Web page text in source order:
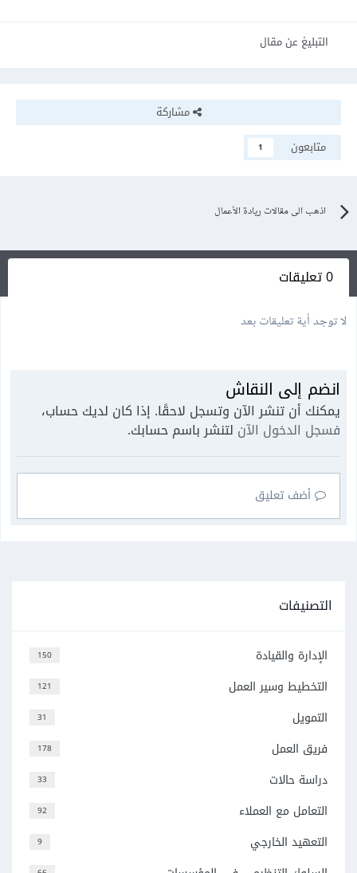
التبليغ عن مقال
مشاركة
متابعون
1
اذهب الى مقالات ريادة الأعمال
0 تعليقات
لا توجد أية تعليقات بعد
انضم إلى النقاش
يمكنك أن تنشر الآن وتسجل لاحقًا. إذا كان لديك حساب،
فسجل الدخول الآن لتنشر باسم حسابك.
أضف تعليق
التصنيفات
150 الإدارة والقيادة
121 التخطيط وسير العمل
31 التمويل
178 فريق العمل
33 دراسة حالات
92 التعامل مع العملاء
9 التعهيد الخارجي